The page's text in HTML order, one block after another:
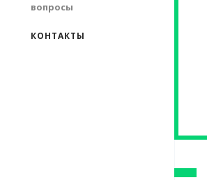
вопросы
КОНТАКТЫ